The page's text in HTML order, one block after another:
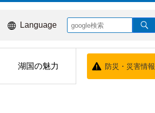
Language
湖国の魅力 防災・災害情報